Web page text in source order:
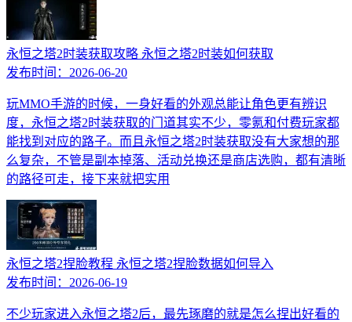
永恒之塔2时装获取攻略 永恒之塔2时装如何获取
发布时间： 2026-06-20
玩MMO手游的时候，一身好看的外观总能让角色更有辨识
度，永恒之塔2时装获取的门道其实不少，零氪和付费玩家都
能找到对应的路子。而且永恒之塔2时装获取没有大家想的那
么复杂，不管是副本掉落、活动兑换还是商店选购，都有清晰
的路径可走，接下来就把实用
永恒之塔2捏脸教程 永恒之塔2捏脸数据如何导入
发布时间： 2026-06-19
不少玩家进入永恒之塔2后，最先琢磨的就是怎么捏出好看的